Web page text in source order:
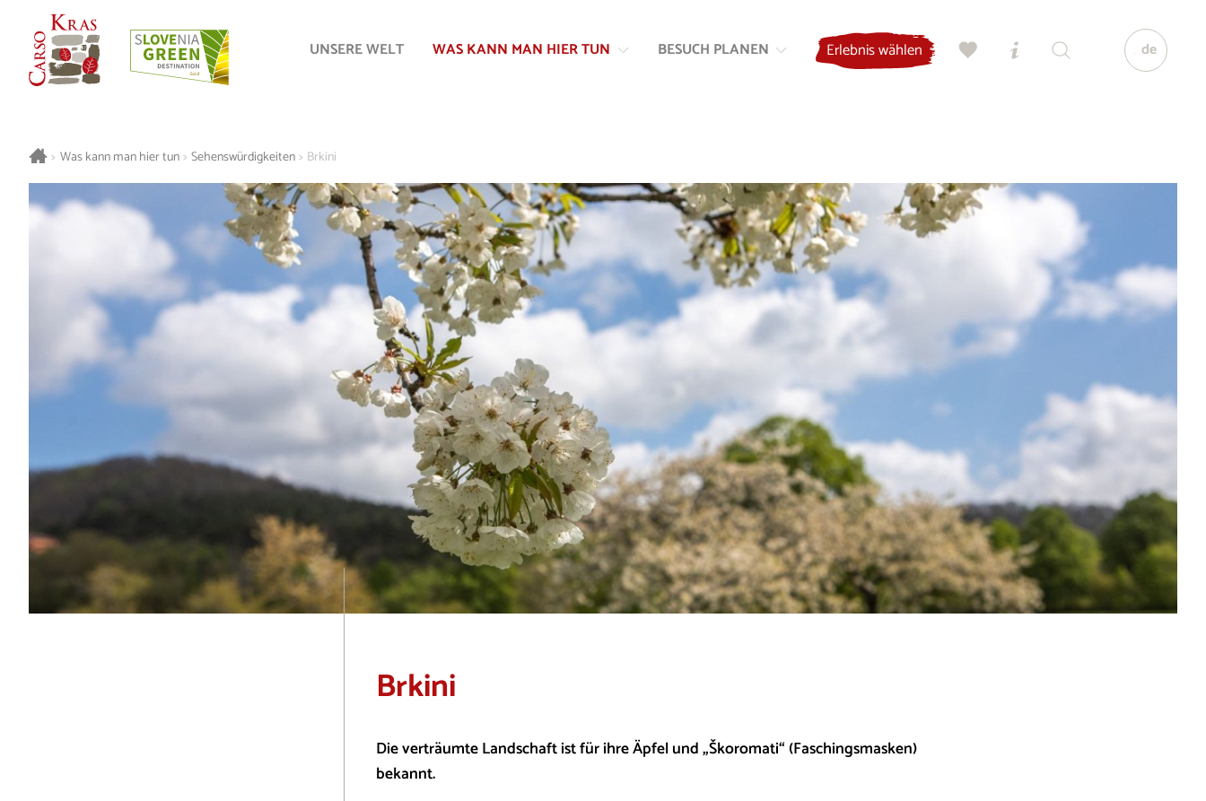
Inhalt
Navigation
UNSERE WELT WAS KANN MAN HIER TUN BESUCH PLANEN Erlebnis wählen de
> Was kann man hier tun > Sehenswürdigkeiten > Brkini
Brkini
Die verträumte Landschaft ist für ihre Äpfel und „Škoromati“ (Faschingsmasken)
bekannt.